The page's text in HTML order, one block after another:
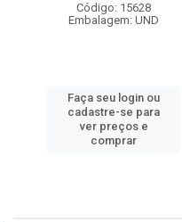
Código: 15628
Embalagem: UND
Faça seu login ou
cadastre-se para
ver preços e
comprar